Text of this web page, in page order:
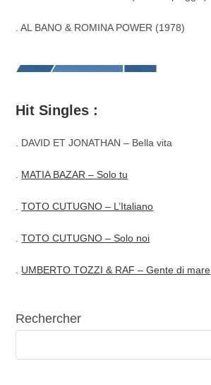
. AL BANO & ROMINA POWER (1978)
Hit Singles :
. DAVID ET JONATHAN – Bella vita
MATIA BAZAR – Solo tu
.TOTO CUTUGNO – L’Italiano
.TOTO CUTUGNO – Solo noi
UMBERTO TOZZI & RAF – Gente di mare
Rechercher